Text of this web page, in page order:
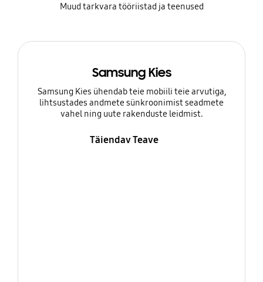
Muud tarkvara tööriistad ja teenused
Samsung Kies
Samsung Kies ühendab teie mobiili teie arvutiga,
lihtsustades andmete sünkroonimist seadmete
vahel ning uute rakenduste leidmist.
Täiendav Teave